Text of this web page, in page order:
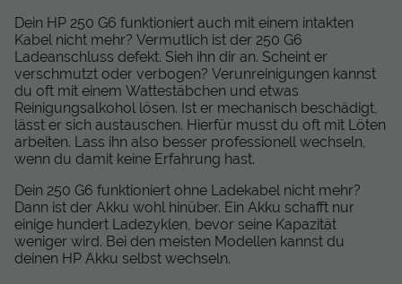
Dein HP 250 G6 funktioniert auch mit einem intakten
Kabel nicht mehr? Vermutlich ist der 250 G6
Ladeanschluss defekt. Sieh ihn dir an. Scheint er
verschmutzt oder verbogen? Verunreinigungen kannst
du oft mit einem Wattestäbchen und etwas
Reinigungsalkohol lösen. Ist er mechanisch beschädigt,
lässt er sich austauschen. Hierfür musst du oft mit Löten
arbeiten. Lass ihn also besser professionell wechseln,
wenn du damit keine Erfahrung hast.
Dein 250 G6 funktioniert ohne Ladekabel nicht mehr?
Dann ist der Akku wohl hinüber. Ein Akku schafft nur
einige hundert Ladezyklen, bevor seine Kapazität
weniger wird. Bei den meisten Modellen kannst du
deinen HP Akku selbst wechseln.